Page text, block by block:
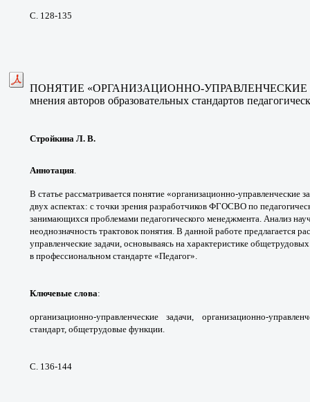
С. 128-135
ПОНЯТИЕ «ОРГАНИЗАЦИОННО-УПРАВЛЕНЧЕСКИЕ
мнения авторов образовательных стандартов
Стройкина Л. В.
Аннотация.
В статье рассматривается понятие «организационно-управленческие
двух аспектах: с точки зрения разработчиков ФГОСВО по
занимающихся проблемами педагогического менеджмента. Анализ
неоднозначность трактовок понятия. В данной работе предлагается
управленческие задачи, основываясь на характеристике
в профессиональном стандарте «Педагог».
Ключевые слова:
организационно-управленческие задачи, организационно-
стандарт, общетрудовые функции.
С. 136-144